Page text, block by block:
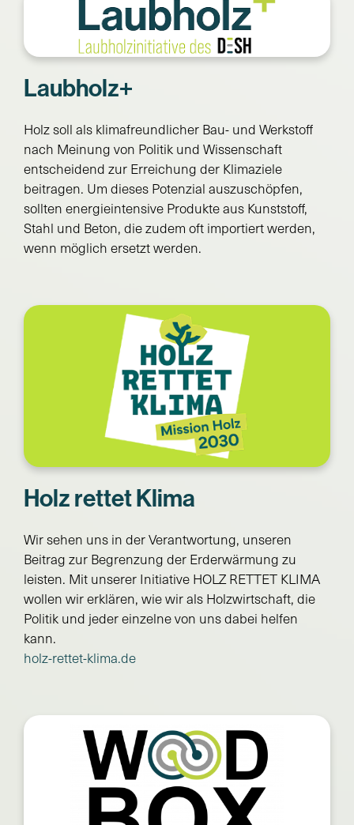
Laubholz+
Holz soll als klimafreundlicher Bau- und Werkstoff
nach Meinung von Politik und Wissenschaft
entscheidend zur Erreichung der Klimaziele
beitragen. Um dieses Potenzial auszuschöpfen,
sollten energieintensive Produkte aus Kunststoff,
Stahl und Beton, die zudem oft importiert werden,
wenn möglich ersetzt werden.
Holz rettet Klima
Wir sehen uns in der Verantwortung, unseren
Beitrag zur Begrenzung der Erderwärmung zu
leisten. Mit unserer Initiative HOLZ RETTET KLIMA
wollen wir erklären, wie wir als Holzwirtschaft, die
Politik und jeder einzelne von uns dabei helfen
kann.
holz-rettet-klima.de